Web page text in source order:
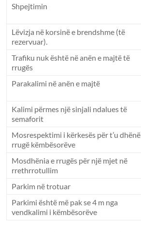
Shpejtimin
Lëvizja në korsinë e brendshme (të
rezervuar).
Trafiku nuk është në anën e majtë të
rrugës
Parakalimi në anën e majtë
Kalimi përmes një sinjali ndalues ​​të
semaforit
Mosrespektimi i kërkesës për t’u dhënë
rrugë këmbësorëve
Mosdhënia e rrugës për një mjet në
rrethrrotullim
Parkim në trotuar
Parkimi është më pak se 4 m nga
vendkalimi i këmbësorëve